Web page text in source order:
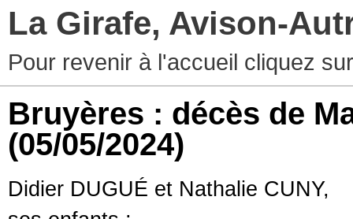
La Girafe, Avison-
Pour revenir à l'accueil cliquez
Bruyères : décès de
(05/05/2024)
Didier DUGUÉ et Nathalie CUNY,